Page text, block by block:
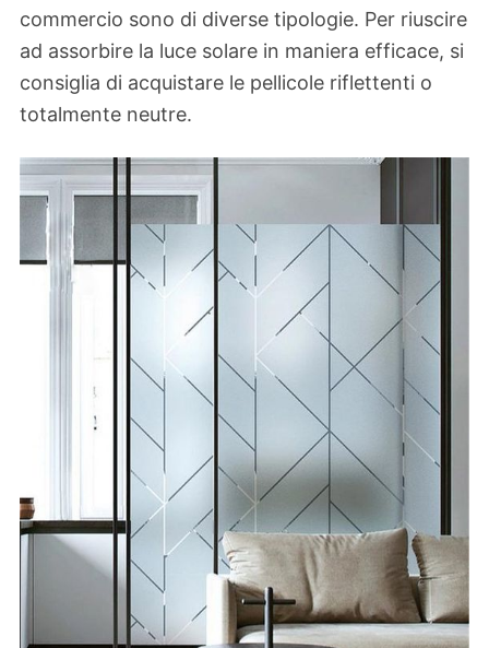
commercio sono di diverse tipologie. Per riuscire
ad assorbire la luce solare in maniera efficace, si
consiglia di acquistare le pellicole riflettenti o
totalmente neutre.